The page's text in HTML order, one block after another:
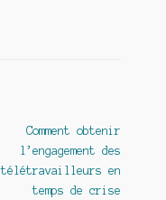
Article
suivant :
Comment obtenir
l’engagement des
télétravailleurs en
temps de crise